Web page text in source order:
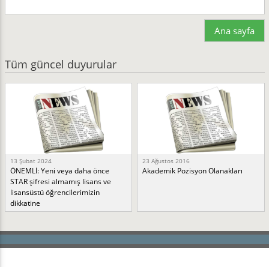
Ana sayfa
Tüm güncel duyurular
13 Şubat 2024
ÖNEMLİ: Yeni veya daha önce
STAR şifresi almamış lisans ve
lisansüstü öğrencilerimizin
dikkatine
23 Ağustos 2016
Akademik Pozisyon Olanakları